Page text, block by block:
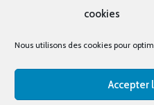
cookies
Nous utilisons des cookies pour
Accepter
Sélectionner une